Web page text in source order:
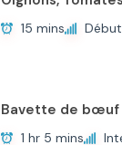
15 mins
Bavette de bœuf
1 hr 5 mins